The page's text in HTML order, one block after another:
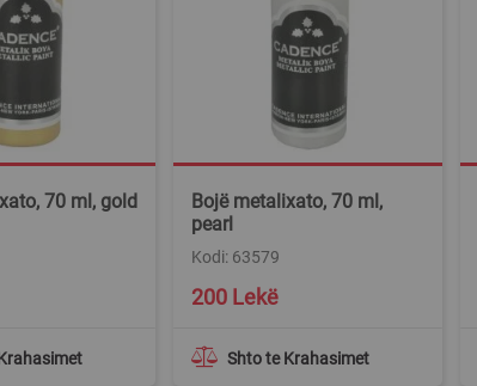
70 ml, gold
Bojë metalixato, 70 ml,
pearl
Kodi: 63579
Shto te Krahasimet
200 Lekë